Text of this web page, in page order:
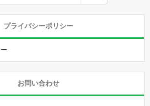
プライバシーポリシー
お問い合わせ